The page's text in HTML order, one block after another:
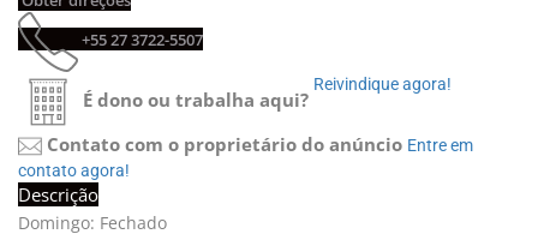
+55 27 3722-5507
É dono ou trabalha aqui?
Reivindique agora!
Contato com o proprietário do anúncio Entre em
contato agora!
Descrição
Domingo: Fechado